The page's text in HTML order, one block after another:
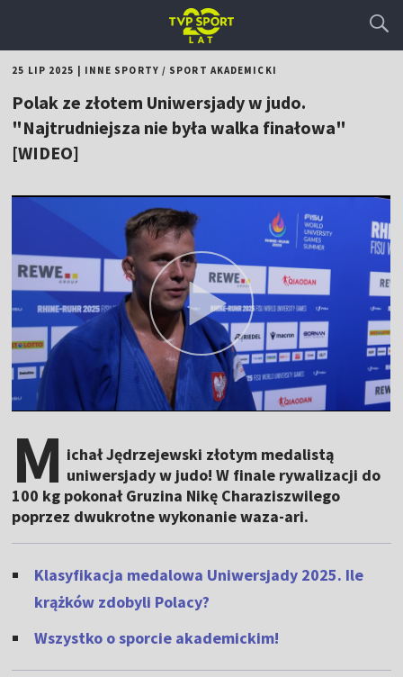
25 LIP 2025 INNE SPORTY / SPORT AKADEMICKI
Polak ze złotem Uniwersjady w judo.
"Najtrudniejsza nie była walka finałowa"
[WIDEO]
M ichał Jędrzejewski złotym medalistą
uniwersjady w judo! W finale rywalizacji do
100 kg pokonał Gruzina Nikę Charaziszwilego
poprzez dwukrotne wykonanie waza-ari.
Klasyfikacja medalowa Uniwersjady 2025. Ile
krążków zdobyli Polacy?
Wszystko o sporcie akademickim!